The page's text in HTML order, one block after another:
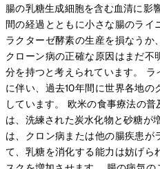
腸の乳糖生成細胞を含む血清に影
間の経過とともに小さな腸のライ
ラクターゼ酵素の生産を損なうか
クローン病の正確な原因はまだ
分を持つと考えられています。
に伴い、過去10年間に世界各地
しています。 欧米の食事療法の
は、洗練された炭水化物と砂糖が
は、クロン病または他の腸疾患
て、乳糖を消化する能力は妨げら